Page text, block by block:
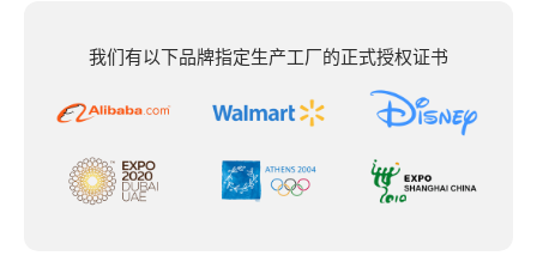
我们有以下品牌指定生产工厂的正式授权证书